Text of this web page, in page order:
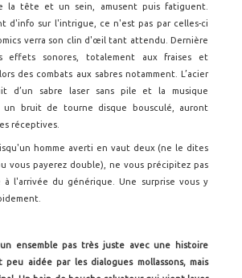
la tête et un sein, amusent puis fatiguent.
d'info sur l'intrigue, ce n'est pas par celles-ci
verra son clin d'œil tant attendu. Dernière
effets sonores, totalement aux fraises et
des combats aux sabres notamment. L’acier
d’un sabre laser sans pile et la musique
un bruit de tourne disque bousculé, auront
réceptives.
homme averti en vaut deux (ne le dites
vous payerez double), ne vous précipitez pas
à l'arrivée du générique. Une surprise vous y
ensemble pas très juste avec une histoire
peu aidée par les dialogues mollassons, mais